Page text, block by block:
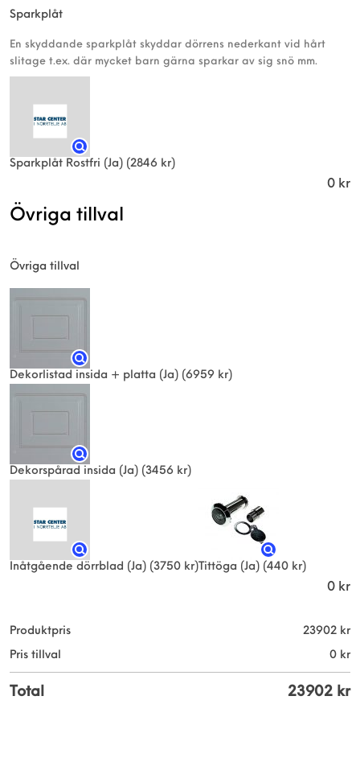
Sparkplåt
En skyddande sparkplåt skyddar dörrens nederkant vid hårt
slitage t.ex. där mycket barn gärna sparkar av sig snö mm.
Sparkplåt Rostfri (Ja) (2846 kr)
0 kr
Övriga tillval
Övriga tillval
Dekorlistad insida + platta (Ja) (6959 kr)
Dekorspårad insida (Ja) (3456 kr)
Inåtgående dörrblad (Ja) (3750 kr) Tittöga (Ja) (440 kr)
0 kr
Produktpris 23902 kr
Pris tillval
0 kr
Total 23902 kr